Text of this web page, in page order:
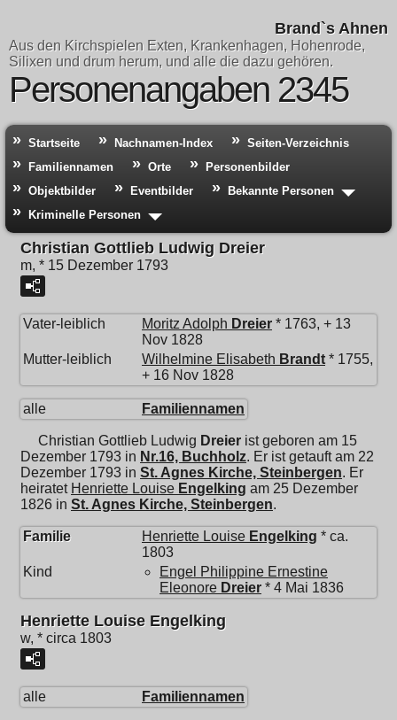
Brand`s Ahnen
Aus den Kirchspielen Exten, Krankenhagen, Hohenrode,
Silixen und drum herum, und alle die dazu gehören.
Personenangaben 2345
Startseite Nachnamen-Index
Seiten-Verzeichnis
Familiennamen
Orte
Personenbilder
Objektbilder
Eventbilder
Bekannte Personen
Kriminelle Personen
Christian Gottlieb Ludwig Dreier
m, * 15 Dezember 1793
Vater-leiblich Moritz Adolph Dreier * 1763, + 13
Nov 1828
Mutter-leiblich
Wilhelmine Elisabeth Brandt * 1755,
+ 16 Nov 1828
alle Familiennamen
Christian Gottlieb Ludwig Dreier ist geboren am 15
Dezember 1793 in Nr.16, Buchholz. Er ist getauft am 22
Dezember 1793 in St. Agnes Kirche, Steinbergen. Er
heiratet Henriette Louise Engelking am 25 Dezember
1826 in St. Agnes Kirche, Steinbergen.
Familie Henriette Louise Engelking * ca.
1803
Kind
Engel Philippine Ernestine
Eleonore Dreier * 4 Mai 1836
Henriette Louise Engelking
w, * circa 1803
alle Familiennamen